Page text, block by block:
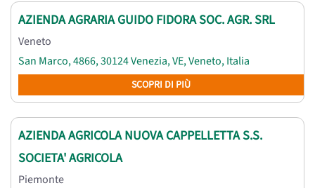
AZIENDA AGRARIA GUIDO FIDORA SOC. AGR. SRL
Veneto
San Marco, 4866, 30124 Venezia, VE, Veneto, Italia
SCOPRI DI PIÙ
AZIENDA AGRICOLA NUOVA CAPPELLETTA S.S.
SOCIETA' AGRICOLA
Piemonte